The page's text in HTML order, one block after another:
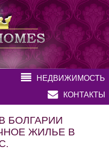
НЕДВИЖИМОСТЬ
КОНТАКТЫ
БОЛГАРИИ
ЖИЛЬЕ В